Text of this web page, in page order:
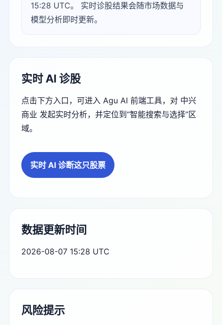
15:28 UTC。 实时诊股结果会随市场数据与
模型分析即时更新。
实时 AI 诊股
点击下方入口，可进入 Agu AI 前端工具，对 中兴
商业 发起实时分析，并定位到“智能搜索与选择”区
域。
实时 AI 诊断这只股票
数据更新时间
2026-08-07 15:28 UTC
风险提示